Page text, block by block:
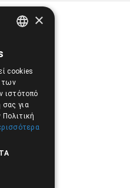
×
cookies
των
ιστότοπό
για